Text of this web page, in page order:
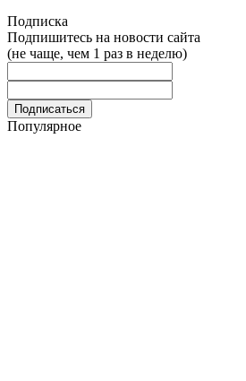
Подписка
Подпишитесь на новости сайта
(не чаще, чем 1 раз в неделю)
Популярное